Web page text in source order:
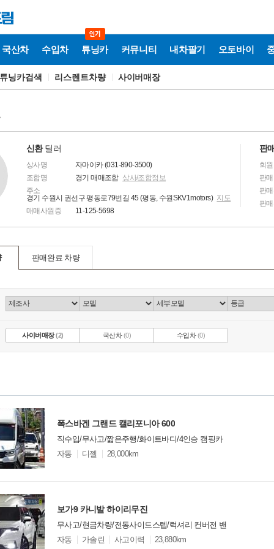
국산차 수입차 튜닝카 커뮤니티 내차팔기 오토바이
닝카검색 리스렌트차량 사이버매장
신환딜러
상사명
자마이카 (031-890-3500)
조합명
경기 매매조합 상사/조합정보
주소
경기 수원시 권선구 평동로79번길 45 (평동, 수원SKV1motors) 지도
매매사원증
11-125-5698
판
회
판
판
판
판매완료 차량
사이버매장(2) 국산차(0) 수입차(0)
폭스바겐 그랜드 캘리포니아 600
직수입/무사고/짧은주행/화이트바디/4인승 캠핑카
모
션
자동 디젤 28,000km
보가9 카니발 하이리무진
무사고/현금차량/전동사이드스텝/럭셔리 컨버전 밴
모
자동 가솔린 사고이력 23,880km